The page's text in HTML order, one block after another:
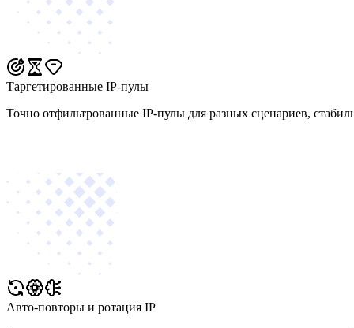
Таргетированные IP-пулы
Точно отфильтрованные IP-пулы для разных сценариев,
Авто-повторы и ротация IP